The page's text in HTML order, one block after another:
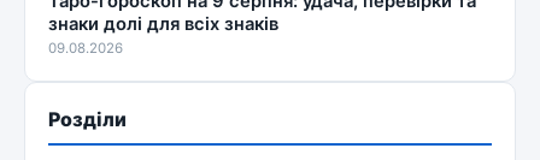
знаки долі для всіх знаків
09.08.2026
Розділи